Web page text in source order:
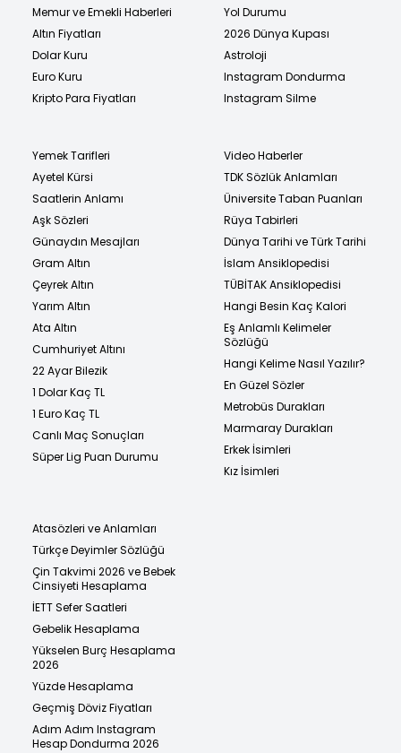
Memur ve Emekli Haberleri
Altın Fiyatları
Dolar Kuru
Euro Kuru
Kripto Para Fiyatları
Yol Durumu
2026 Dünya Kupası
Astroloji
Instagram Dondurma
Instagram Silme
Yemek Tarifleri
Ayetel Kürsi
Saatlerin Anlamı
Aşk Sözleri
Günaydın Mesajları
Gram Altın
Çeyrek Altın
Yarım Altın
Ata Altın
Cumhuriyet Altını
22 Ayar Bilezik
1 Dolar Kaç TL
1 Euro Kaç TL
Canlı Maç Sonuçları
Süper Lig Puan Durumu
Video Haberler
TDK Sözlük Anlamları
Üniversite Taban Puanları
Rüya Tabirleri
Dünya Tarihi ve Türk Tarihi
İslam Ansiklopedisi
TÜBİTAK Ansiklopedisi
Hangi Besin Kaç Kalori
Eş Anlamlı Kelimeler
Sözlüğü
Hangi Kelime Nasıl Yazılır?
En Güzel Sözler
Metrobüs Durakları
Marmaray Durakları
Erkek İsimleri
Kız İsimleri
Atasözleri ve Anlamları
Türkçe Deyimler Sözlüğü
Çin Takvimi 2026 ve Bebek
Cinsiyeti Hesaplama
İETT Sefer Saatleri
Gebelik Hesaplama
Yükselen Burç Hesaplama
2026
Yüzde Hesaplama
Geçmiş Döviz Fiyatları
Adım Adım Instagram
Hesap Dondurma 2026